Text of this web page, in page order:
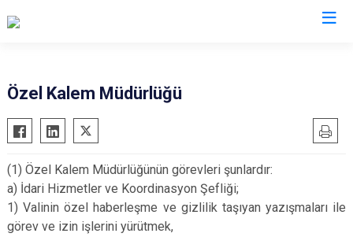
Özel Kalem Müdürlüğü
(1) Özel Kalem Müdürlüğünün görevleri şunlardır:
a) İdari Hizmetler ve Koordinasyon Şefliği;
1) Valinin özel haberleşme ve gizlilik taşıyan yazışmaları ile
görev ve izin işlerini yürütmek,